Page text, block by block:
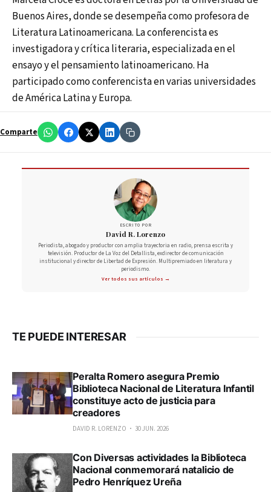
Buenos Aires, donde se desempeña como profesora de
Literatura Latinoamericana. La conferencista es
investigadora y crítica literaria, especializada en el
ensayo y el pensamiento latinoamericano. Ha
participado como conferencista en varias universidades
de América Latina y Europa.
Comparte
ESCRITO POR
David R. Lorenzo
Periodista, abogado y productor con amplia trayectoria en radio, prensa escrita y
televisión. Productor de La Voz del Detallista, exdirector de comunicación
institucional y director de Libertad de Expresión. Multipremiado en literatura y
periodismo.
Ver todos sus artículos →
TE PUEDE INTERESAR
Peralta Romero asegura Premio
Biblioteca Nacional de Literatura Infantil
constituye acto de justicia para
creadores
DAVID R. LORENZO 30 JUN. 2026
Con Diversas actividades la Biblioteca
Nacional conmemorará natalicio de
Pedro Henríquez Ureña